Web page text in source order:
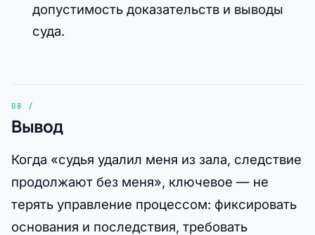
допустимость доказательств и выводы
суда.
Вывод
Когда «судья удалил меня из зала, следствие
продолжают без меня», ключевое — не
терять управление процессом: фиксировать
основания и последствия, требовать